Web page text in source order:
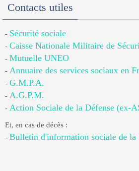
Contacts utiles
- Sécurité sociale
- Caisse Nationale Militaire de
- Mutuelle UNEO
- Annuaire des services sociaux en
- G.M.P.A.
- A.G.P.M.
- Action Sociale de la Défense (ex-
Et, en cas de décès :
- Bulletin d'information sociale de la